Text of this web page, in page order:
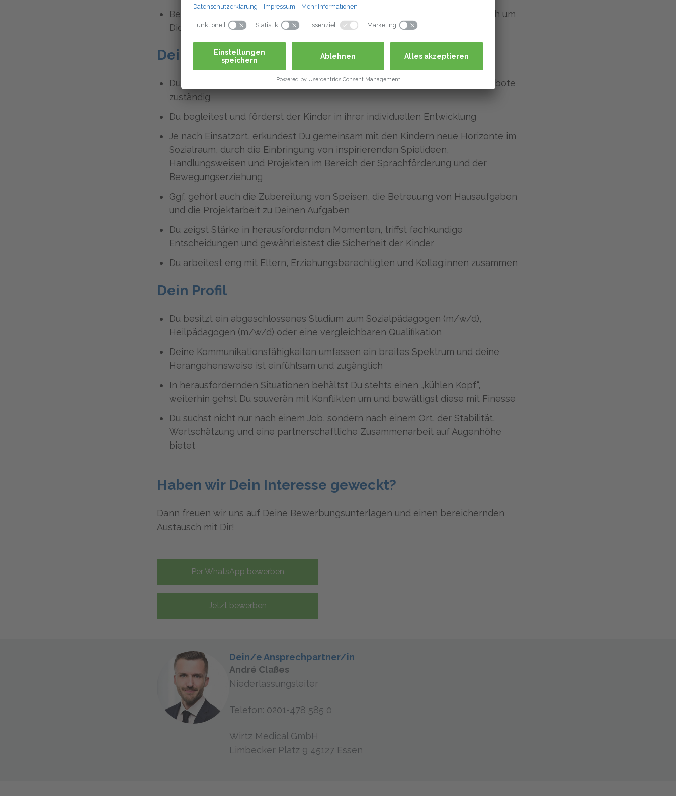
Deine Aufgaben
Du bist für die Planung, Durchführung und Auswertung pädagogischer Angebote
zuständig
Du begleitest und förderst der Kinder in ihrer individuellen Entwicklung
Je nach Einsatzort, erkundest Du gemeinsam mit den Kindern neue Horizonte im
Sozialraum, durch die Einbringung von inspirierenden Spielideen,
Handlungsweisen und Projekten im Bereich der Sprachförderung und der
Bewegungserziehung
Ggf. gehört auch die Zubereitung von Speisen, die Betreuung von Hausaufgaben
und die Projektarbeit zu Deinen Aufgaben
Du zeigst Stärke in herausfordernden Momenten, triffst fachkundige
Entscheidungen und gewährleistest die Sicherheit der Kinder
Du arbeitest eng mit Eltern, Erziehungsberechtigten und Kolleg:innen zusammen
Dein Profil
Du besitzt ein abgeschlossenes Studium zum Sozialpädagogen (m/w/d),
Heilpädagogen (m/w/d) oder eine vergleichbaren Qualifikation
Deine Kommunikationsfähigkeiten umfassen ein breites Spektrum und deine
Herangehensweise ist einfühlsam und zugänglich
In herausfordernden Situationen behältst Du stehts einen „kühlen Kopf“,
weiterhin gehst Du souverän mit Konflikten um und bewältigst diese mit Finesse
Du suchst nicht nur nach einem Job, sondern nach einem Ort, der Stabilität,
Wertschätzung und eine partnerschaftliche Zusammenarbeit auf Augenhöhe
bietet
Bei uns hast Du stets feste & erfahrene Ansprechpartner, die sich persönlich um
Dich kümmern
Haben wir Dein Interesse geweckt?
Dann freuen wir uns auf Deine Bewerbungsunterlagen und einen bereichernden
Austausch mit Dir!
Per WhatsApp bewerben
Jetzt bewerben
Dein/e Ansprechpartner/in
André Claßes
Niederlassungsleiter
Telefon: 0201-478 585 0
Wirtz Medical GmbH
Limbecker Platz 9 45127 Essen